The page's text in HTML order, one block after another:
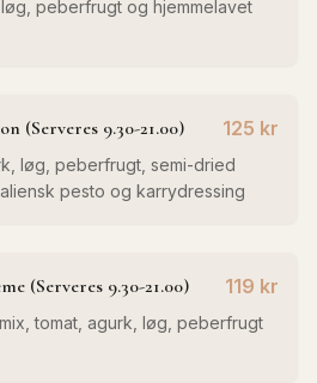
peberfrugt og hjemmelavet
(Serveres 9.30-21.00) 125 kr
løg, peberfrugt, semi-dried
pesto og karrydressing
(Serveres 9.30-21.00) 119 kr
tomat, agurk, løg, peberfrugt